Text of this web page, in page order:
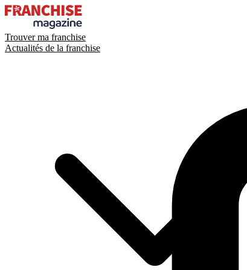
Trouver ma franchise
Actualités de la franchise